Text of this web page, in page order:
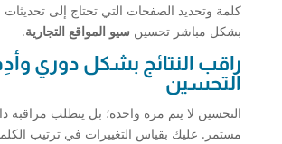
كلمة وتحديد الصفحات التي تحتاج إلى تحديثات
بشكل مباشر تحسين سيو المواقع التجارية.
راقب النتائج بشكل دوري
التحسين
التحسين لا يتم مرة واحدة؛ بل يتطلب مراقبة
مستمر. عليك بقياس التغييرات في ترتيب